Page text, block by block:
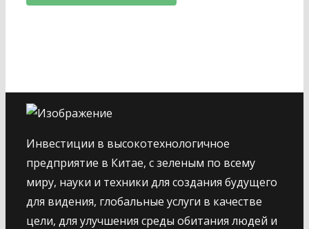
Инвестиции в высокотехнологичное
предприятие в Китае, с зеленым по всему
миру, науки и техники для создания будущего
для видения, глобальные услуги в качестве
цели, для улучшения среды обитания людей и